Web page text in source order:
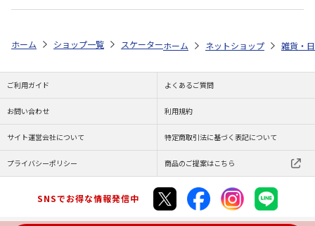
ホーム ショップ一覧 スケーター マスコット付塗箸 21cm 干支箸 ポ
ホーム ネットショップ 雑貨・
ご利用ガイド よくあるご質問
お問い合わせ 利用規約
サイト運営会社について 特定商取引法に基づく表記について
プライバシーポリシー 商品のご提案はこちら
SNSでお得な情報発信中